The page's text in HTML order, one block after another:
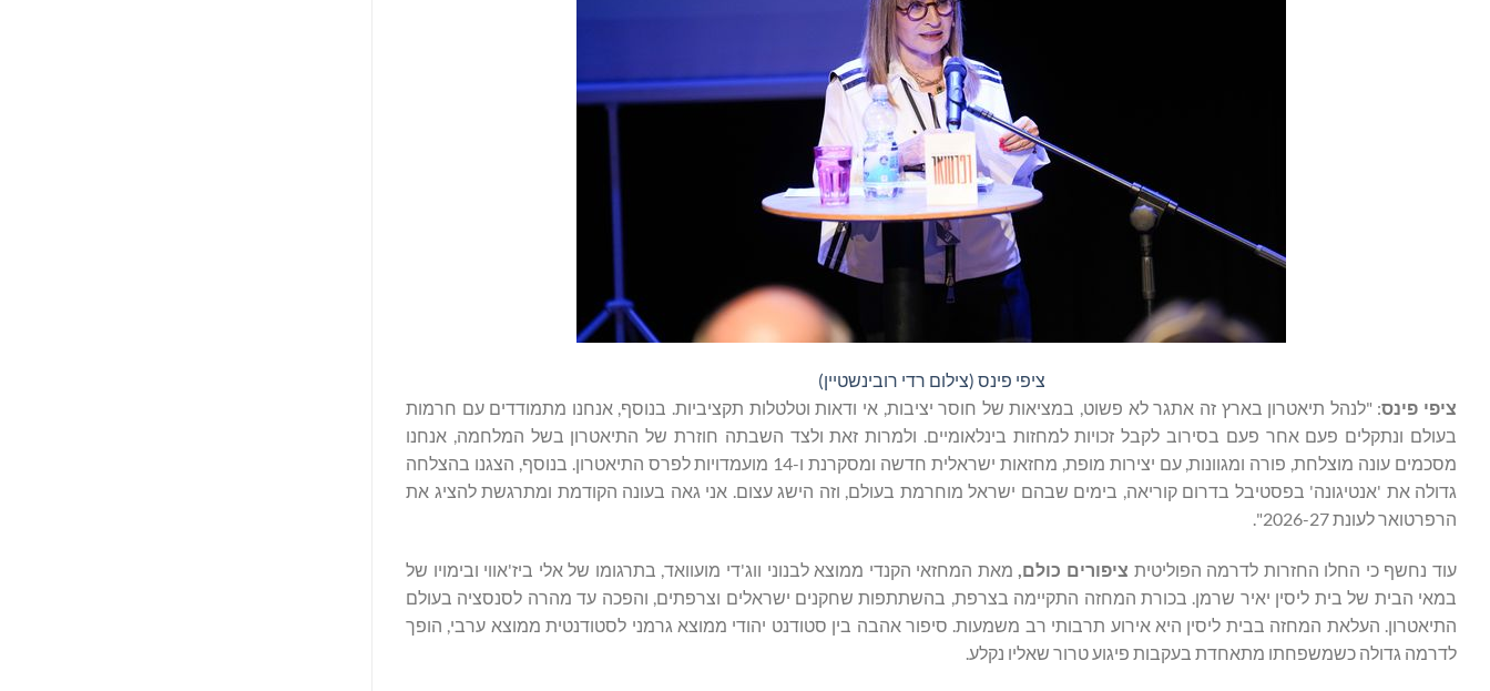
ציפי פינס (צילום רדי רובינשטיין)
ציפי פינס: "לנהל תיאטרון בארץ זה אתגר לא פשוט, במציאות של חוסר יציבות, אי ודאות וטלטלות תקציביות. בנוסף, אנחנו מתמודדים עם חרמות
בעולם ונתקלים פעם אחר פעם בסירוב לקבל זכויות למחזות בינלאומיים. ולמרות זאת ולצד השבתה חוזרת של התיאטרון בשל המלחמה, אנחנו
מסכמים עונה מוצלחת, פורה ומגוונות, עם יצירות מופת, מחזאות ישראלית חדשה ומסקרנת ו-14 מועמדויות לפרס התיאטרון. בנוסף, הצגנו בהצלחה
גדולה את 'אנטיגונה' בפסטיבל בדרום קוריאה, בימים שבהם ישראל מוחרמת בעולם, וזה הישג עצום. אני גאה בעונה הקודמת ומתרגשת להציג את
הרפרטואר לעונת 2026-27".
עוד נחשף כי החלו החזרות לדרמה הפוליטית ציפורים כולם, מאת המחזאי הקנדי ממוצא לבנוני ווג'די מועוואד, בתרגומו של אלי ביז'אווי ובימויו של
במאי הבית של בית ליסין יאיר שרמן. בכורת המחזה התקיימה בצרפת, בהשתתפות שחקנים ישראלים וצרפתים, והפכה עד מהרה לסנסציה בעולם
התיאטרון. העלאת המחזה בבית ליסין היא אירוע תרבותי רב משמעות. סיפור אהבה בין סטודנט יהודי ממוצא גרמני לסטודנטית ממוצא ערבי, הופך
לדרמה גדולה כשמשפחתו מתאחדת בעקבות פיגוע טרור שאליו נקלע.